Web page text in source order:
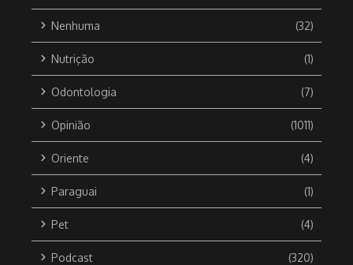
Nenhuma (32)
Nutrição (1)
Odontologia (7)
Opinião (1011)
Oriente (4)
Paraguai (1)
Pet (4)
Podcast (320)